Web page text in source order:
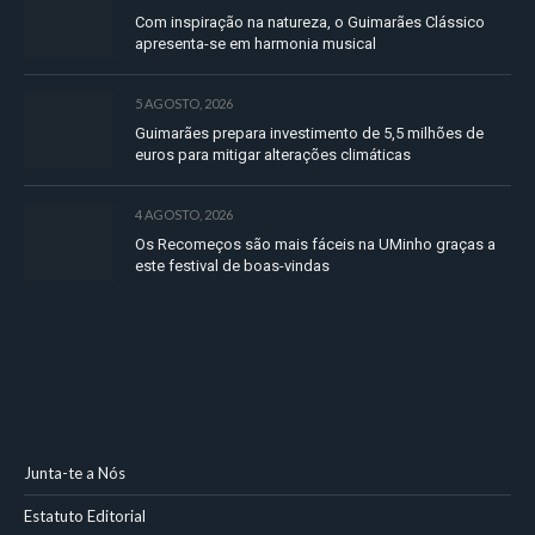
Com inspiração na natureza, o Guimarães Clássico
apresenta-se em harmonia musical
5 AGOSTO, 2026
Guimarães prepara investimento de 5,5 milhões de
euros para mitigar alterações climáticas
4 AGOSTO, 2026
Os Recomeços são mais fáceis na UMinho graças a
este festival de boas-vindas
Junta-te a Nós
Estatuto Editorial